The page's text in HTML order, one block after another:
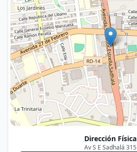
Dirección Física
Av S E Sadhalá 315